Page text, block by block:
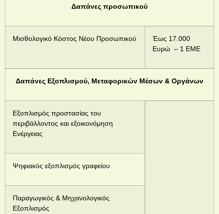
Δαπάνες προσωπικού
Μισθολογικό Κόστος Νέου Προσωπικού
Έως 17.000
Ευρώ – 1 ΕΜΕ
Δαπάνες Εξοπλισμού, Μεταφορικών Μέσων & Οργάνων
Εξοπλισμός προστασίας του
περιβάλλοντος και εξοικονόμηση
Ενέργειας
Ψηφιακός εξοπλισμός γραφείου
Παραγωγικός & Μηχανολογικός
Εξοπλισμός